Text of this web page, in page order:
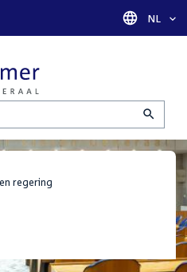
Taal
NL
regering